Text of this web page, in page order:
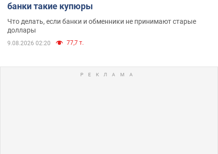
банки такие купюры
Что делать, если банки и обменники не принимают старые
доллары
9.08.2026 02:20 77,7 т.